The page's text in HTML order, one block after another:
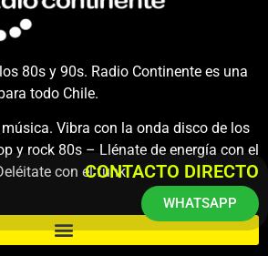
80s y 90s. Radio Continente es una
todo Chile.
Vibra con la onda disco de los
y rock 80s – Llénate de energía con el
con el funk.
CONTACTO DIRECTO
WHATSAPP